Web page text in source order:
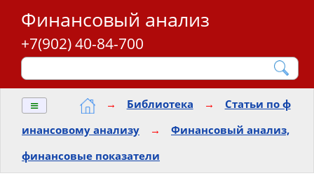
Финансовый анализ
+7(902) 40-84-700
≡ → Библиотека →
Статьи по ф
инансовому анализу
→
Финансовый анализ,
финансовые показатели